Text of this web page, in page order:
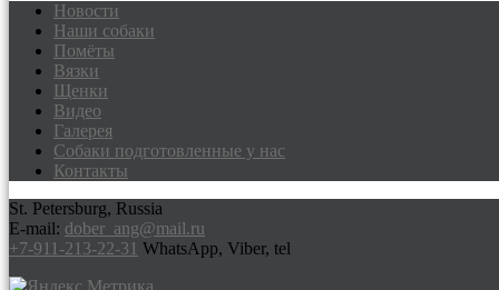
Доберманы питомник Via Felicium,
Новости
Наши собаки
Помёты
Вязки
Щенки
Видео
Галерея
Собаки подготовленные у нас
Контакты
St. Petersburg, Russia
E-mail: dober_ang@mail.ru
+7-911-213-22-31 WhatsApp, Viber, tel